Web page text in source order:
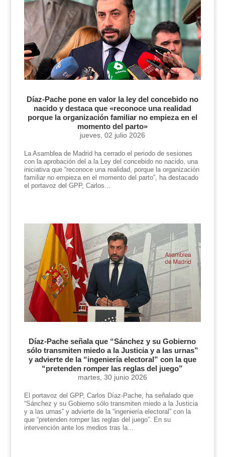
Díaz-Pache pone en valor la ley del concebido no
nacido y destaca que «reconoce una realidad
porque la organización familiar no empieza en el
momento del parto»
jueves, 02 julio 2026
La Asamblea de Madrid ha cerrado el periodo de sesiones
con la aprobación del a la Ley del concebido no nacido, una
iniciativa que “reconoce una realidad, porque la organización
familiar no empieza en el momento del parto”, ha destacado
el portavoz del GPP, Carlos...
Díaz-Pache señala que “Sánchez y su Gobierno
sólo transmiten miedo a la Justicia y a las urnas”
y advierte de la “ingeniería electoral” con la que
“pretenden romper las reglas del juego”
martes, 30 junio 2026
El portavoz del GPP, Carlos Díaz-Pache, ha señalado que
“Sánchez y su Gobierno sólo transmiten miedo a la Justicia
y a las urnas” y advierte de la “ingeniería electoral” con la
que “pretenden romper las reglas del juego”. En su
intervención ante los medios tras la...